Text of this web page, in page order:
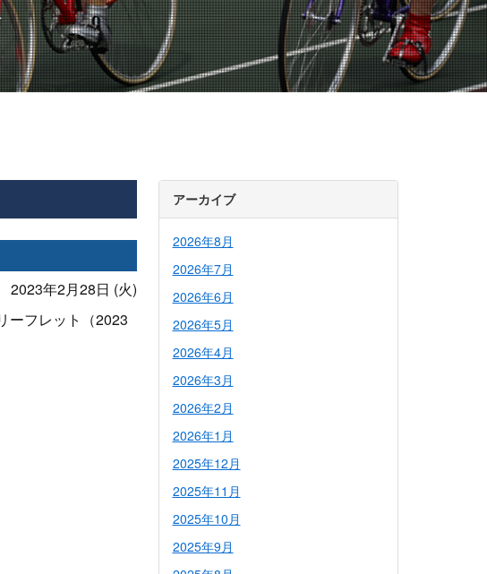
2023年2月28日 (火)
ーフレット（2023
アーカイブ
2026年8月
2026年7月
2026年6月
2026年5月
2026年4月
2026年3月
2026年2月
2026年1月
2025年12月
2025年11月
2025年10月
2025年9月